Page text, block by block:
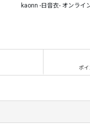
kaonn -日音衣- オンラ
ポイ